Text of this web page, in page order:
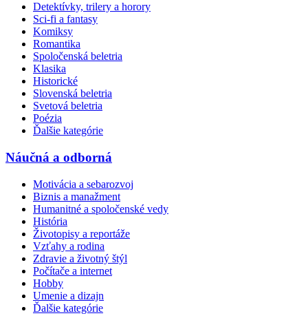
Detektívky, trilery a horory
Sci-fi a fantasy
Komiksy
Romantika
Spoločenská beletria
Klasika
Historické
Slovenská beletria
Svetová beletria
Poézia
Ďalšie kategórie
Náučná a odborná
Motivácia a sebarozvoj
Biznis a manažment
Humanitné a spoločenské vedy
História
Životopisy a reportáže
Vzťahy a rodina
Zdravie a životný štýl
Počítače a internet
Hobby
Umenie a dizajn
Ďalšie kategórie